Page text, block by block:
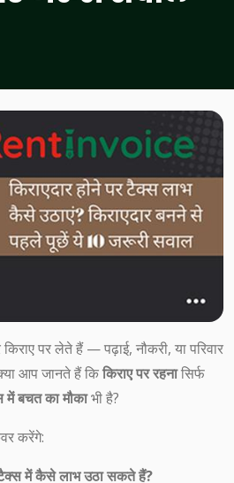
पर लेते हैं — पढ़ाई, नौकरी, या परिवार
आप जानते हैं किकिराए पर रहनासिर्फ
बचत का मौकाभी है?
करेंगे:
टैक्स में कैसे लाभ उठा सकते हैं?